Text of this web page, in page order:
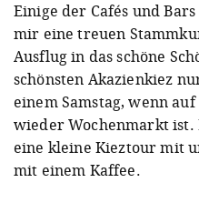
Einige der Cafés und
mir eine treuen
Ausflug in das schöne
schönsten Akazienkiez
einem Samstag, wenn
wieder Wochenmarkt
eine kleine Kieztour mit
mit einem Kaffee.